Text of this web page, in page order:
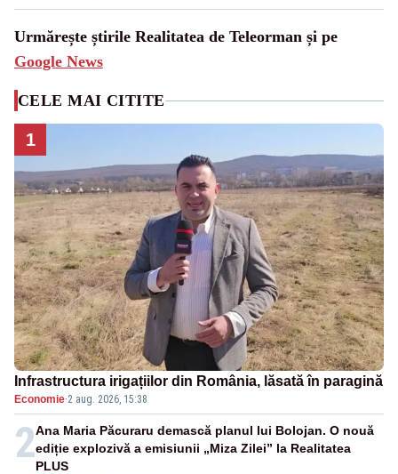
Urmărește știrile Realitatea de Teleorman și pe
Google News
CELE MAI CITITE
1
Infrastructura irigațiilor din România, lăsată în paragină
Economie·2 aug. 2026, 15:38
2Ana Maria Păcuraru demască planul lui Bolojan. O nouă
ediție explozivă a emisiunii „Miza Zilei” la Realitatea
PLUS